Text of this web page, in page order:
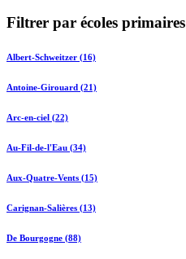
Filtrer par écoles primaires
Albert-Schweitzer (16)
Antoine-Girouard (21)
Arc-en-ciel (22)
Au-Fil-de-l'Eau (34)
Aux-Quatre-Vents (15)
Carignan-Salières (13)
De Bourgogne (88)